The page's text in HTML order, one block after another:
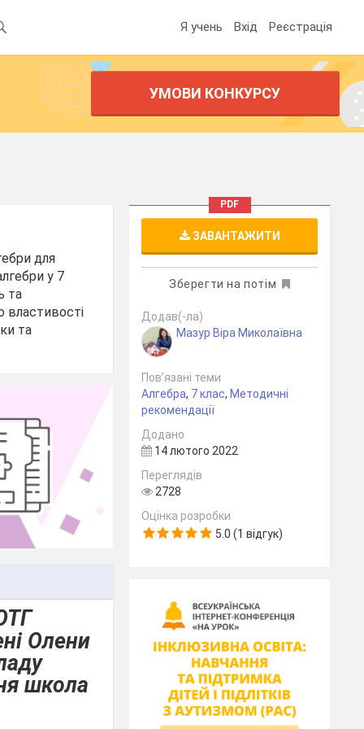
Я учень Вхід Реєстрація
УМОВИ КОНКУРСУ
для
у 7
та
властивості
та
Олени
школа
PDF
ЗАВАНТАЖИТИ
Зберегти на потім
Додав(-ла)
Мазур Віра Миколаївна
Пов’язані теми
Алгебра, 7 клас, Методичні
рекомендації
Додано
14 лютого 2022
Переглядів
2728
Оцінка розробки
5.0 (1 відгук)